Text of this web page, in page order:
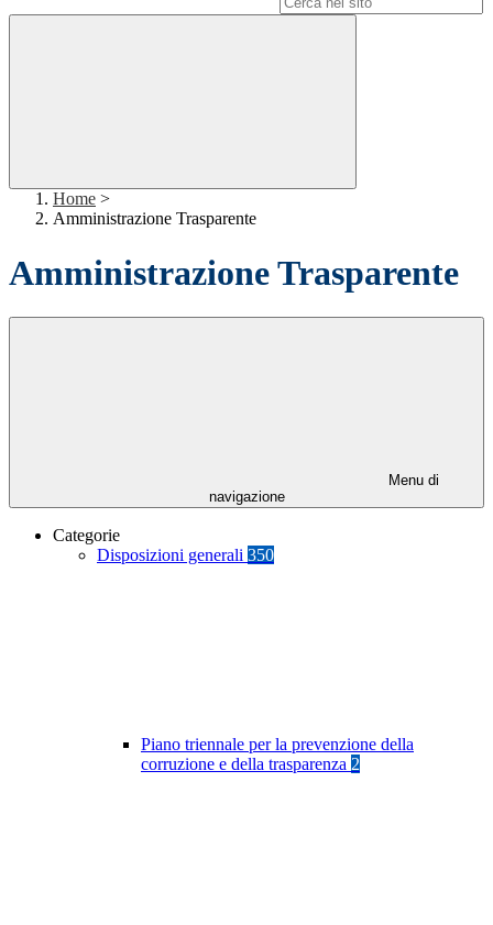
Home >
Amministrazione Trasparente
Amministrazione Trasparente
Menu di
navigazione
Categorie
Disposizioni generali 350
Piano triennale per la prevenzione della
corruzione e della trasparenza 2